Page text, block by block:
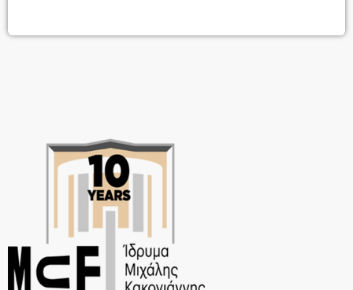
μια τρυφερή και χιουμοριστική ιστορία μυστηρίου που αναδεικνύει